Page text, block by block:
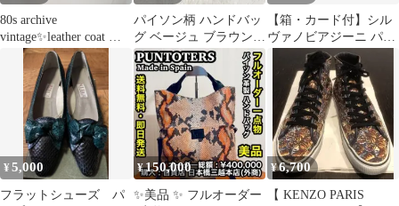
80s archive
vintage✨leather coat 蛇
革 美品
パイソン柄 ハンドバッ
グ ベージュ ブラウン
蛇革風 ヘビ柄 上品
【箱・カード付】シル
ヴァノビアジーニ パイ
ソン がま口 コインケー
¥5,000
フラットシューズ パ
¥150,000
✨美品 ✨ フルオーダー
¥6,700
【 KENZO PARIS